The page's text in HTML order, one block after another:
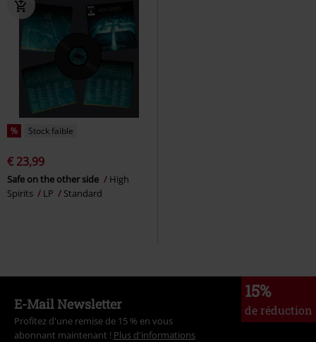
% Stock faible
€ 23,99
Safe on the other side
High
Spirits
LP Standard
15%
de réduction
E-Mail Newsletter
Profitez d'une remise de 15 % en vous
abonnant maintenant ! Plus d'informations